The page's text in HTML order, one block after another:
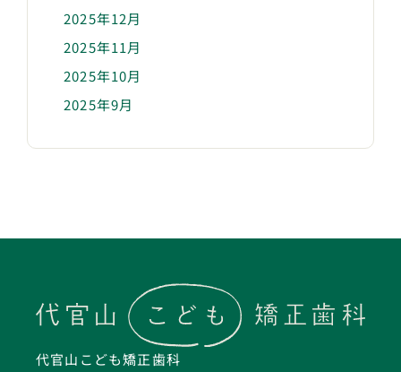
2025年12月
2025年11月
2025年10月
2025年9月
代官山こども矯正歯科